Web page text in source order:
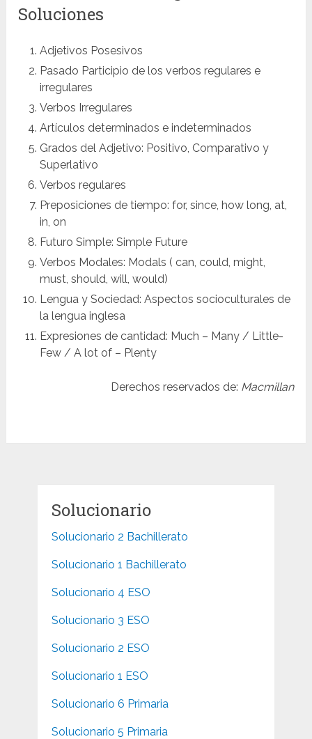
Soluciones
Adjetivos Posesivos
Pasado Participio de los verbos regulares e
irregulares
Verbos Irregulares
Artículos determinados e indeterminados
Grados del Adjetivo: Positivo, Comparativo y
Superlativo
Verbos regulares
Preposiciones de tiempo: for, since, how long, at,
in, on
Futuro Simple: Simple Future
Verbos Modales: Modals ( can, could, might,
must, should, will, would)
Lengua y Sociedad: Aspectos socioculturales de
la lengua inglesa
Expresiones de cantidad: Much – Many / Little-
Few / A lot of – Plenty
Derechos reservados de: Macmillan
Solucionario
Solucionario 2 Bachillerato
Solucionario 1 Bachillerato
Solucionario 4 ESO
Solucionario 3 ESO
Solucionario 2 ESO
Solucionario 1 ESO
Solucionario 6 Primaria
Solucionario 5 Primaria